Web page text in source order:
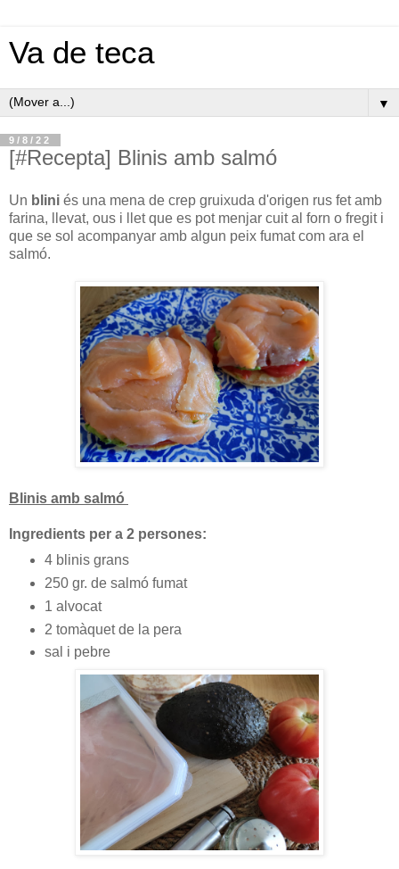
Va de teca
▼
9/8/22
[#Recepta] Blinis amb salmó
Un blini és una mena de crep gruixuda d'origen rus fet amb
farina, llevat, ous i llet que es pot menjar cuit al forn o fregit i
que se sol acompanyar amb algun peix fumat com ara el
salmó.
Blinis amb salmó
Ingredients per a 2 persones:
4 blinis grans
250 gr. de salmó fumat
1 alvocat
2 tomàquet de la pera
sal i pebre